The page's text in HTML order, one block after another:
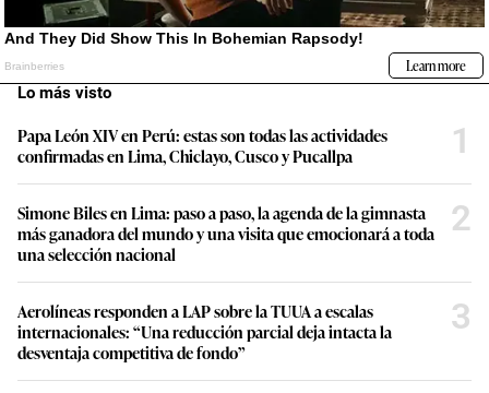
Lo más visto
Papa León XIV en Perú: estas son todas las actividades
confirmadas en Lima, Chiclayo, Cusco y Pucallpa
1
Simone Biles en Lima: paso a paso, la agenda de la gimnasta
más ganadora del mundo y una visita que emocionará a toda
una selección nacional
2
Aerolíneas responden a LAP sobre la TUUA a escalas
internacionales: “Una reducción parcial deja intacta la
desventaja competitiva de fondo”
3